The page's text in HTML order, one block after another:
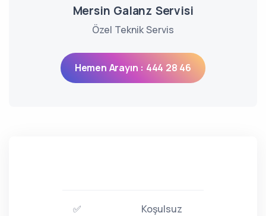
Mersin Galanz Servisi
Özel Teknik Servis
Hemen Arayın : 444 28 46
✅
Koşulsuz